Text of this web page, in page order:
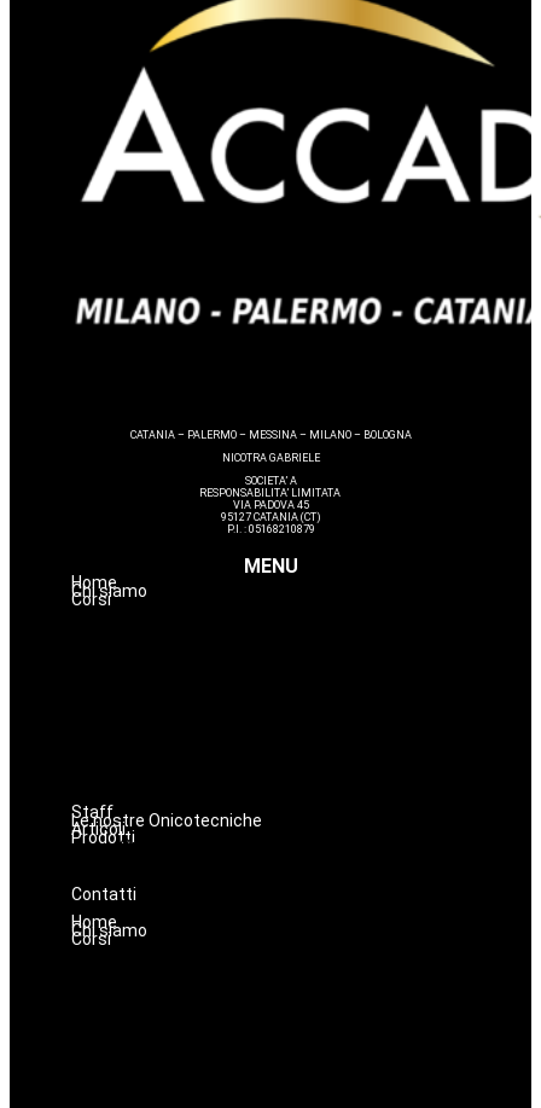
CATANIA – PALERMO – MESSINA – MILANO – BOLOGNA
NICOTRA GABRIELE
SOCIETA’ A
RESPONSABILITA’ LIMITATA
VIA PADOVA 45
95127 CATANIA (CT)
P.I. : 05168210879
MENU
Home
Chi siamo
Corsi
Staff
Le nostre Onicotecniche
Articoli
ProdottiOniconails
Prodotti per ricostruzione unghie
Contatti
Home
Chi siamo
Corsi